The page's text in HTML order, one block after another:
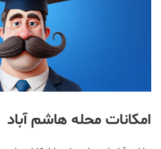
امکانات محله هاشم آباد